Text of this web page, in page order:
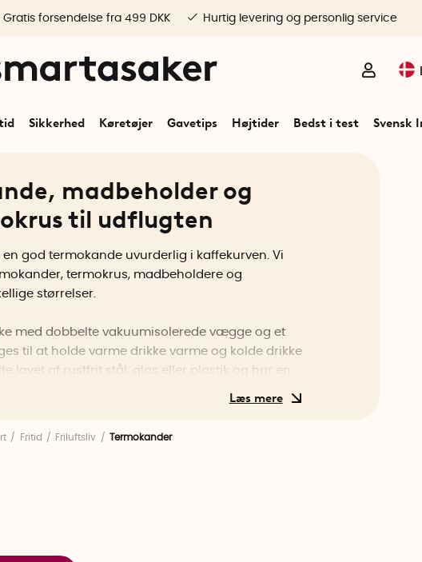
Sikkerhed Køretøjer Gavetips Højtider Bedst i test Svensk
Gratis forsendelse fra 499 DKK Hurtig levering og personlig service
madbeholder og
til udflugten
god termokande uvurderlig i kaffekurven. Vi
termokrus, madbeholdere og
størrelser.
med dobbelte vakuumisolerede vægge og et
til at holde varme drikke varme og kolde drikke
lavet af rustfrit stål, glas eller plastik og har en
Fritid Friluftsliv Termokander